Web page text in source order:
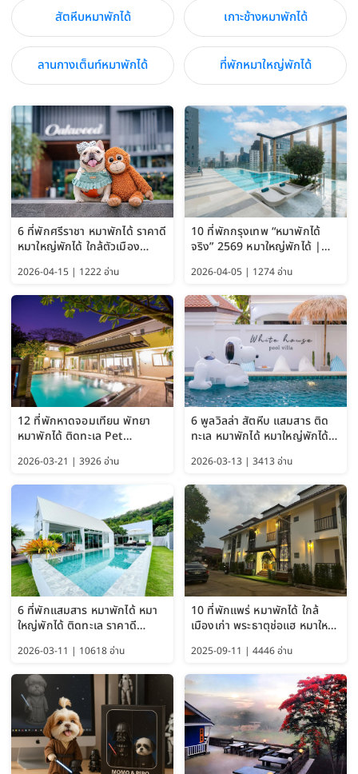
สัตหีบหมาพักได้ เกาะช้างหมาพักได้
ลานกางเต็นท์หมาพักได้ ที่พักหมาใหญ่พักได้
6 ที่พักศรีราชา หมาพักได้ ราคาดี
หมาใหญ่พักได้ ใกล้ตัวเมือง
2026-04-15 | 1222 อ่าน
10 ที่พักกรุงเทพ “หมาพักได้
จริง” 2569 หมาใหญ่พักได้ |
Bangkok อัปเดตล่าสุด
2026-04-05 | 1274 อ่าน
12 ที่พักหาดจอมเทียน พัทยา
หมาพักได้ ติดทะเล Pet
พักได้ อัปเดต 2569
2026-03-21 | 3926 อ่าน
6 พูลวิลล่า สัตหีบ แสมสาร ติด
ทะเล หมาพักได้ หมาใหญ่พักได้
2026-03-13 | 3413 อ่าน
6 ที่พักแสมสาร หมาพักได้ หมา
ใหญ่พักได้ ติดทะเล ราคาดี
2026-03-11 | 10618 อ่าน
10 ที่พักแพร่ หมาพักได้ ใกล้
เมืองเก่า พระธาตุช่อแฮ หมาใหญ่
2025-09-11 | 4446 อ่าน